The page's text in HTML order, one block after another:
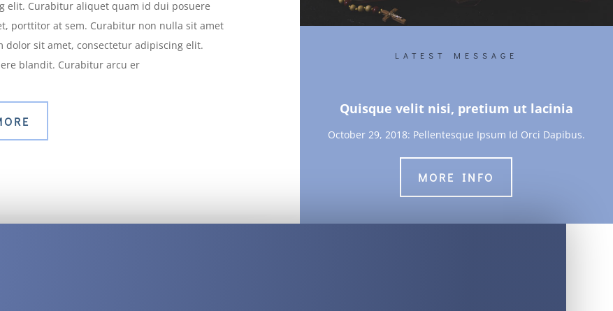
elit. Curabitur aliquet quam id dui posuere
porttitor at sem. Curabitur non nulla sit amet
dolor sit amet, consectetur adipiscing elit.
blandit. Curabitur arcu er
LATEST MESSAGE
Quisque velit nisi, pretium ut lacinia
October 29, 2018: Pellentesque Ipsum Id Orci Dapibus.
MORE INFO